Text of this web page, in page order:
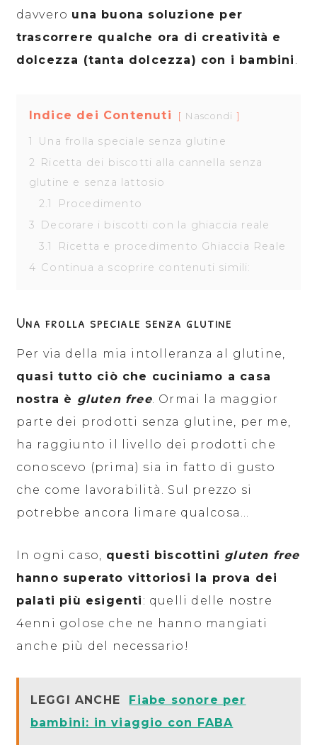
davvero una buona soluzione per
trascorrere qualche ora di creatività e
dolcezza (tanta dolcezza) con i bambini .
Indice dei Contenuti Nascondi
1
Una frolla speciale senza glutine
2
Ricetta dei biscotti alla cannella senza
glutine e senza lattosio
2.1
Procedimento
3
Decorare i biscotti con la ghiaccia reale
3.1
Ricetta e procedimento Ghiaccia Reale
4 Continua a scoprire contenuti simili:
Una frolla speciale senza glutine
Per via della mia intolleranza al glutine,
quasi tutto ciò che cuciniamo a casa
nostra è gluten free. Ormai la maggior
parte dei prodotti senza glutine, per me,
ha raggiunto il livello dei prodotti che
conoscevo (prima) sia in fatto di gusto
che come lavorabilità. Sul prezzo si
potrebbe ancora limare qualcosa…
In ogni caso, questi biscottini gluten free
hanno superato vittoriosi la prova dei
palati più esigenti : quelli delle nostre
4enni golose che ne hanno mangiati
anche più del necessario!
LEGGI ANCHE
Fiabe sonore per
bambini: in viaggio con FABA